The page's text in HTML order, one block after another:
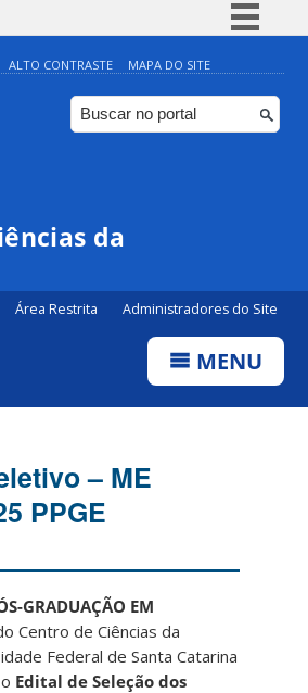
Simplifique!
Comunica BR
Participe
ALTO CONTRASTE MAPA DO SITE
da
Área Restrita Administradores do Site
MENU
– ME
PPGE
GRADUAÇÃO EM
Centro de Ciências da
Federal de Santa Catarina
Edital de Seleção dos